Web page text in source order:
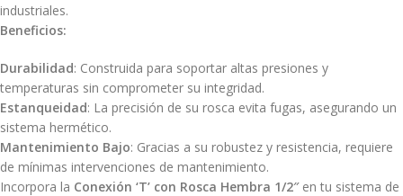
industriales.
Beneficios:
Durabilidad: Construida para soportar altas presiones y
temperaturas sin comprometer su integridad.
Estanqueidad: La precisión de su rosca evita fugas, asegurando un
sistema hermético.
Mantenimiento Bajo: Gracias a su robustez y resistencia, requiere
de mínimas intervenciones de mantenimiento.
Incorpora la Conexión ‘T’ con Rosca Hembra 1/2″en tu sistema de